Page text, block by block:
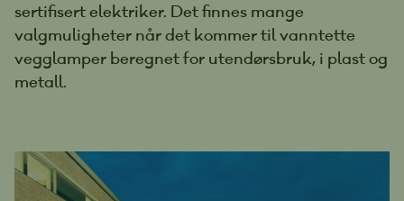
sertifisert elektriker. Det finnes mange
valgmuligheter når det kommer til vanntette
vegglamper beregnet for utendørsbruk, i plast og
metall.